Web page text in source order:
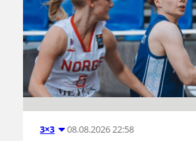
3×3 08.08.2026 22:58